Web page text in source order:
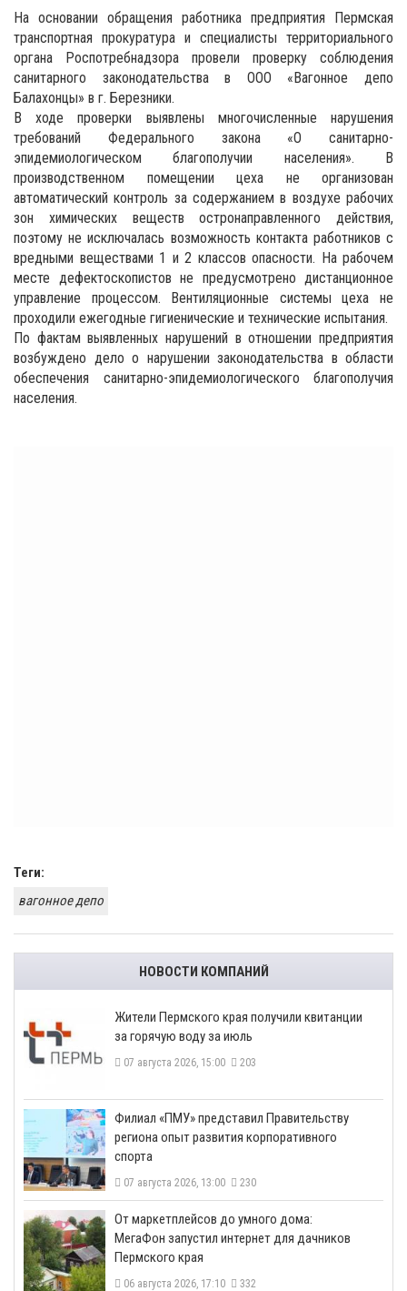
На основании обращения работника предприятия Пермская
транспортная прокуратура и специалисты территориального
органа Роспотребнадзора провели проверку соблюдения
санитарного законодательства в ООО «Вагонное депо
Балахонцы» в г. Березники.
В ходе проверки выявлены многочисленные нарушения
требований Федерального закона «О санитарно-
эпидемиологическом благополучии населения». В
производственном помещении цеха не организован
автоматический контроль за содержанием в воздухе рабочих
зон химических веществ остронаправленного действия,
поэтому не исключалась возможность контакта работников с
вредными веществами 1 и 2 классов опасности. На рабочем
месте дефектоскопистов не предусмотрено дистанционное
управление процессом. Вентиляционные системы цеха не
проходили ежегодные гигиенические и технические испытания.
По фактам выявленных нарушений в отношении предприятия
возбуждено дело о нарушении законодательства в области
обеспечения санитарно-эпидемиологического благополучия
населения.
Теги:
вагонное депо
НОВОСТИ КОМПАНИЙ
​Жители Пермского края получили квитанции
за горячую воду за июль
07 августа 2026, 15:00 203
​Филиал «ПМУ» представил Правительству
региона опыт развития корпоративного
спорта
07 августа 2026, 13:00 230
От маркетплейсов до умного дома:
МегаФон запустил интернет для дачников
Пермского края
06 августа 2026, 17:10 332